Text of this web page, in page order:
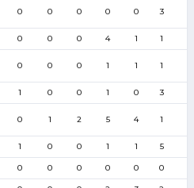
0 0 0 0 0 3
0 0 0 4 1 1
0 0 0 1 1 1
1 0 0 1 0 3
0 1 2 5 4 1
1 0 0 1 1 5
0 0 0 0 0 0